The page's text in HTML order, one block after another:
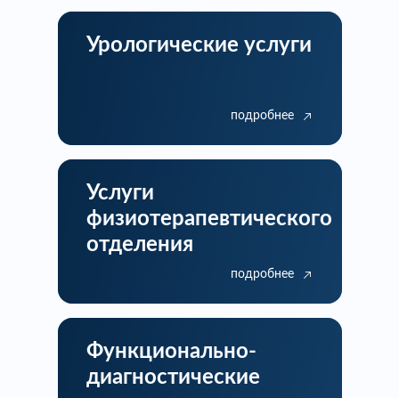
Урологические услуги
подробнее
Услуги
физиотерапевтического
отделения
подробнее
Функционально-
диагностические